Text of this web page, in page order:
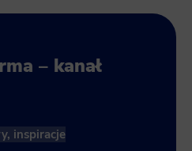
– kanał
inspiracje